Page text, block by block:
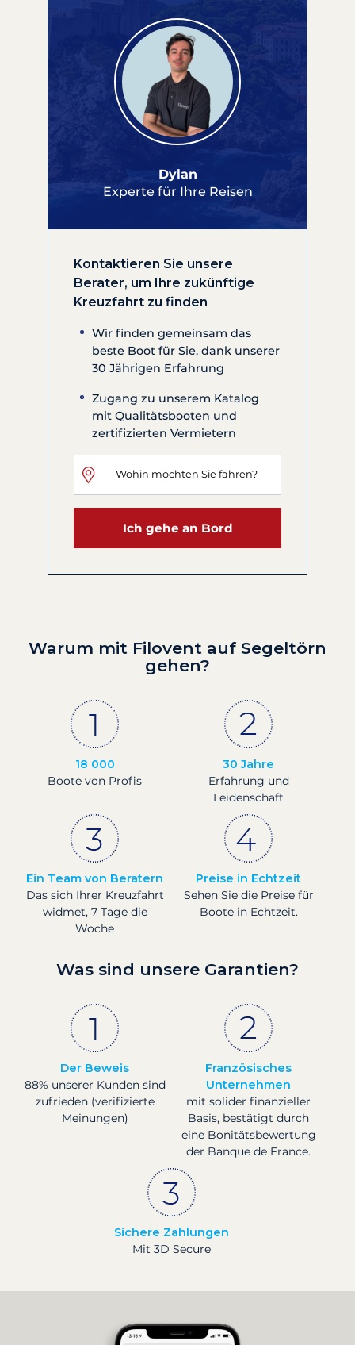
Dylan
Experte für Ihre Reisen
Kontaktieren Sie unsere
Berater, um Ihre zukünftige
Kreuzfahrt zu finden
Wir finden gemeinsam das
beste Boot für Sie, dank unserer
30 Jährigen Erfahrung
Zugang zu unserem Katalog
mit Qualitätsbooten und
zertifizierten Vermietern
Ich gehe an Bord
Warum mit Filovent auf Segeltörn
gehen?
18 000
Boote von Profis
30 Jahre
Erfahrung und
Leidenschaft
Ein Team von Beratern
Das sich Ihrer Kreuzfahrt
widmet, 7 Tage die
Woche
Preise in Echtzeit
Sehen Sie die Preise für
Boote in Echtzeit.
Was sind unsere Garantien?
Der Beweis
88% unserer Kunden sind
zufrieden (verifizierte
Meinungen)
Französisches
Unternehmen
mit solider finanzieller
Basis, bestätigt durch
eine Bonitätsbewertung
der Banque de France.
Sichere Zahlungen
Mit 3D Secure